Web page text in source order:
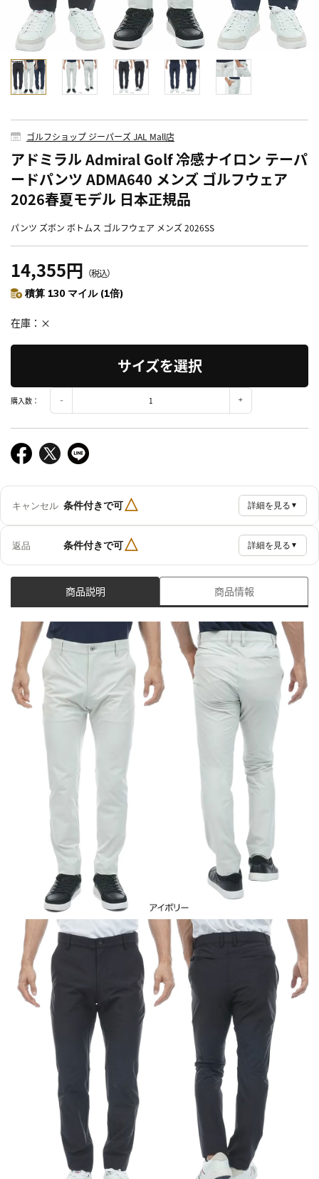
ゴルフショップ ジーパーズ JAL Mall店
アドミラル Admiral Golf 冷感ナイロン テーパ
ードパンツ ADMA640 メンズ ゴルフウェア
2026春夏モデル 日本正規品
パンツ ズボン ボトムス ゴルフウェア メンズ 2026SS
14,355円 （税込）
積算 130 マイル (1倍)
在庫 ×
サイズを選択
購入数：
キャンセル 条件付きで可△ 詳細を見る ▼
返品 条件付きで可△ 詳細を見る ▼
商品説明 商品情報